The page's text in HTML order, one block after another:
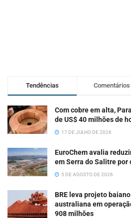
Tendências Comentários
Com cobre em alta,
de US$ 40 milhões de
17 DE JULHO DE 2026
EuroChem avalia
em Serra do Salitre
5 DE AGOSTO DE 2026
BRE leva projeto
australiana em
908 milhões